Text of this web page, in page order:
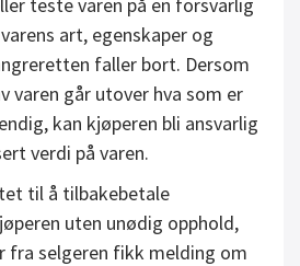
art, egenskaper og
faller bort. Dersom
varen går utover hva som er
kan kjøperen bli ansvarlig
verdi på varen.
til å tilbakebetale
uten unødig opphold,
fra selgeren fikk melding om